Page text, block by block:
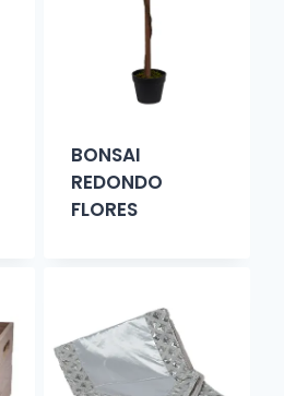
BONSAI
REDONDO
FLORES